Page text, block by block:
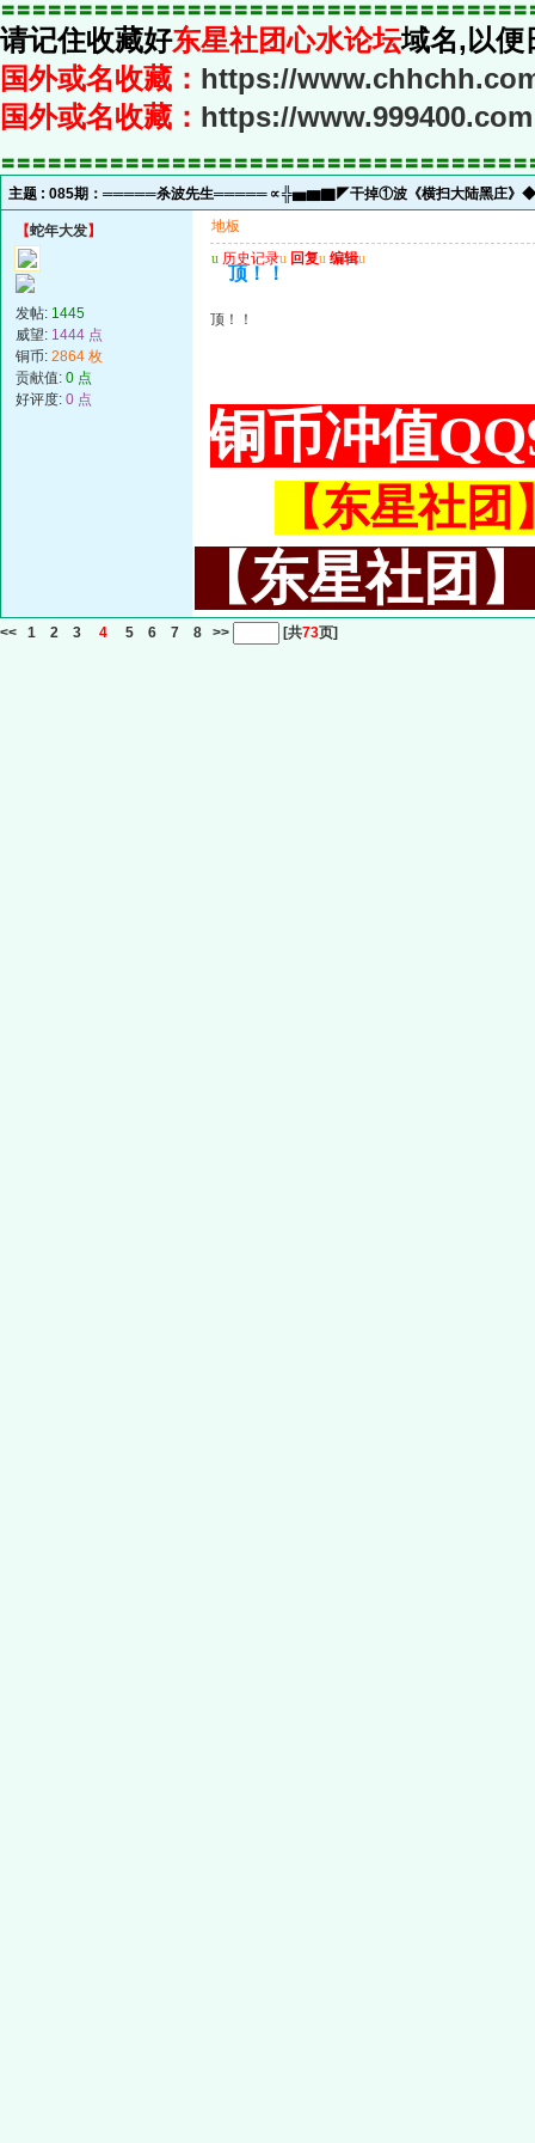
〓〓〓〓〓〓〓〓〓〓〓〓〓〓〓〓〓〓〓〓〓〓〓〓〓〓〓〓〓〓〓〓〓〓
请记住收藏好东星社团心水论坛域名,以便
国外或名收藏： https://
国外或名收藏： https://www.999400.com
〓〓〓〓〓〓〓〓〓〓〓〓〓〓〓〓〓〓〓〓〓〓〓〓〓〓〓〓〓〓〓〓〓〓
主题 : 085期：═════杀波先生═════∝╬▅▆▇◤干掉①波《横扫大陆黑庄》
【蛇年大发】
发帖: 1445
威望: 1444 点
铜币: 2864 枚
贡献值: 0 点
好评度: 0 点
地板
u 历史记录u 回复u 编辑u
顶！！
顶！！
铜币冲值
【东星社
【东星社团
<< 1 2 3 4 5 6 7 8 >> [共73页]